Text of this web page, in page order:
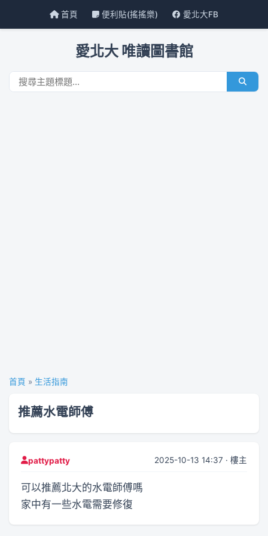
首頁 便利貼(搖搖樂) 愛北大FB
愛北大 唯讀圖書館
首頁 » 生活指南
推薦水電師傅
pattypatty 2025-10-13 14:37 · 樓主
可以推薦北大的水電師傅嗎
家中有一些水電需要修復